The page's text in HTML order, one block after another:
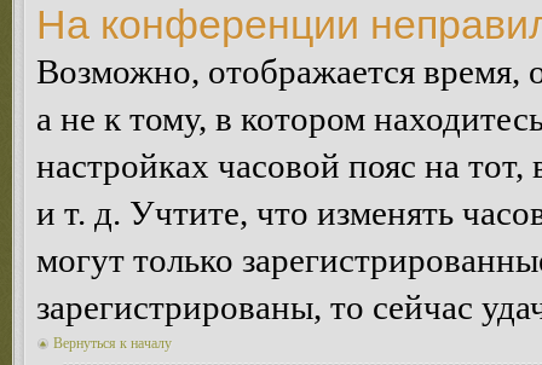
На конференции
Возможно, отображается время,
а не к тому, в котором
настройках часовой пояс на
и т. д. Учтите, что изменять
могут только
зарегистрированы, то сейчас
Вернуться к началу